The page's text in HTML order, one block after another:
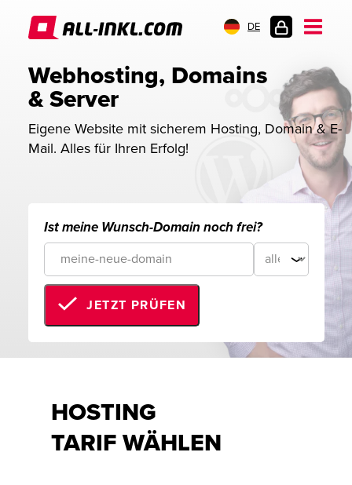
DE
Webhosting, Domains
& Server
Eigene Website mit sicherem Hosting, Domain & E-
Mail. Alles für Ihren Erfolg!
Ist meine Wunsch-Domain noch frei?
JETZT PRÜFEN
HOSTING
TARIF WÄHLEN